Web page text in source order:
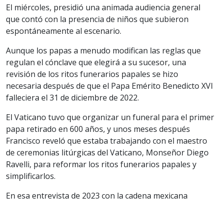
El miércoles, presidió una animada audiencia general
que contó con la presencia de niños que subieron
espontáneamente al escenario.
Aunque los papas a menudo modifican las reglas que
regulan el cónclave que elegirá a su sucesor, una
revisión de los ritos funerarios papales se hizo
necesaria después de que el Papa Emérito Benedicto XVI
falleciera el 31 de diciembre de 2022.
El Vaticano tuvo que organizar un funeral para el primer
papa retirado en 600 años, y unos meses después
Francisco reveló que estaba trabajando con el maestro
de ceremonias litúrgicas del Vaticano, Monseñor Diego
Ravelli, para reformar los ritos funerarios papales y
simplificarlos.
En esa entrevista de 2023 con la cadena mexicana